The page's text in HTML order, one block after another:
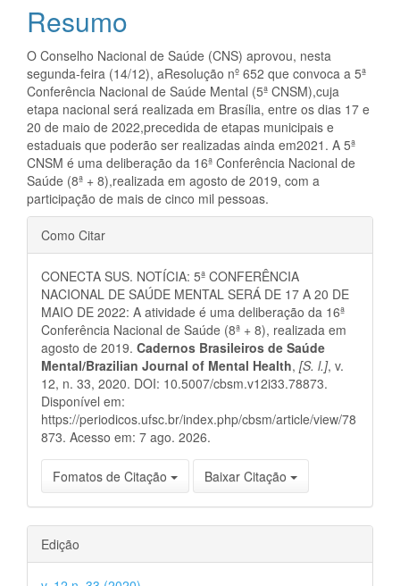
artigo
principal
Resumo
O Conselho Nacional de Saúde (CNS) aprovou, nesta
segunda-feira (14/12), aResolução nº 652 que convoca a 5ª
Conferência Nacional de Saúde Mental (5ª CNSM),cuja
etapa nacional será realizada em Brasília, entre os dias 17 e
20 de maio de 2022,precedida de etapas municipais e
estaduais que poderão ser realizadas ainda em2021. A 5ª
CNSM é uma deliberação da 16ª Conferência Nacional de
Saúde (8ª + 8),realizada em agosto de 2019, com a
participação de mais de cinco mil pessoas.
Detalhes
do
artigo
Como Citar
CONECTA SUS. NOTÍCIA: 5ª CONFERÊNCIA
NACIONAL DE SAÚDE MENTAL SERÁ DE 17 A 20 DE
MAIO DE 2022: A atividade é uma deliberação da 16ª
Conferência Nacional de Saúde (8ª + 8), realizada em
agosto de 2019. Cadernos Brasileiros de Saúde
Mental/Brazilian Journal of Mental Health, [S. l.], v.
12, n. 33, 2020. DOI: 10.5007/cbsm.v12i33.78873.
Disponível em:
https://periodicos.ufsc.br/index.php/cbsm/article/view/78
873. Acesso em: 7 ago. 2026.
Fomatos de Citação Baixar Citação
Edição